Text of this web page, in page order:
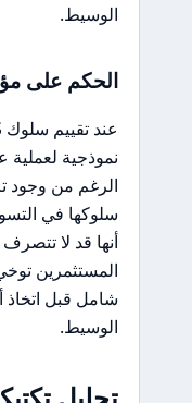
الوسيط.
الحكم على
نموذجية لعملية
الرغم من وجود
سلوكها في
أنها قد لا
المستثمرين
شامل قبل اتخاذ
الوسيط.